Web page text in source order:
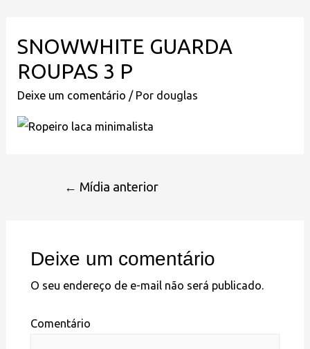
SNOWWHITE GUARDA
ROUPAS 3 P
Deixe um comentário / Por douglas
← Mídia anterior
Deixe um comentário
O seu endereço de e-mail não será publicado.
Comentário